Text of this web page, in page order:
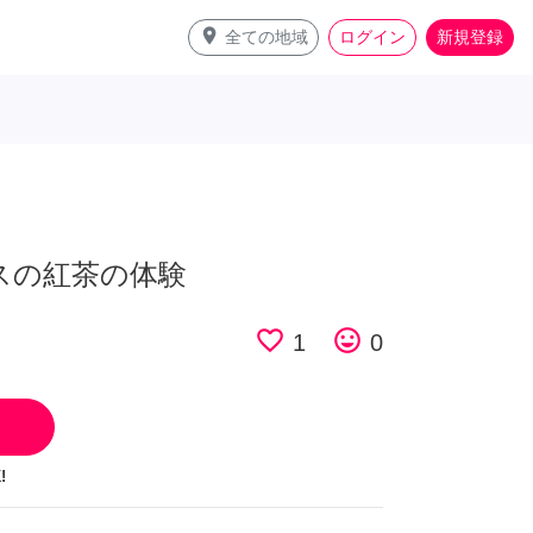
place 全ての地域 ログイン 新規登録
の紅茶の体験
favorite_border 1 tag_faces 0